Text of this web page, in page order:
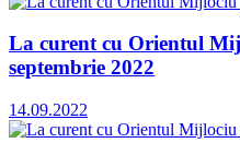
La curent cu Orientul
septembrie 2022
14.09.2022